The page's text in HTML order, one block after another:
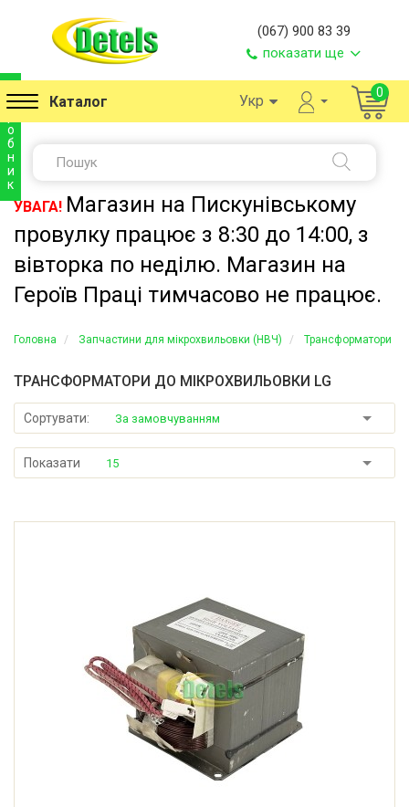
(067) 900 83 39
показати ще
Каталог Укр 0
УВАГА! Магазин на Пискунівському
провулку працює з 8:30 до 14:00, з
вівторка по неділю. Магазин на
Героїв Праці тимчасово не працює.
Головна Запчастини для мікрохвильовки (НВЧ) Трансформатори
ТРАНСФОРМАТОРИ ДО МІКРОХВИЛЬОВКИ LG
Сортувати: За замовчуванням
Показати 15
и
о
б
н
и
к